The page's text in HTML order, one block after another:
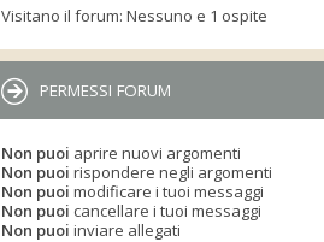
Visitano il forum: Nessuno e 1 ospite
PERMESSI FORUM
Non puoi aprire nuovi argomenti
Non puoi rispondere negli argomenti
Non puoi modificare i tuoi messaggi
Non puoi cancellare i tuoi messaggi
Non puoi inviare allegati